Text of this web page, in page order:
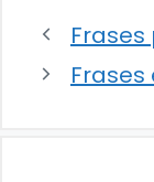
Frases